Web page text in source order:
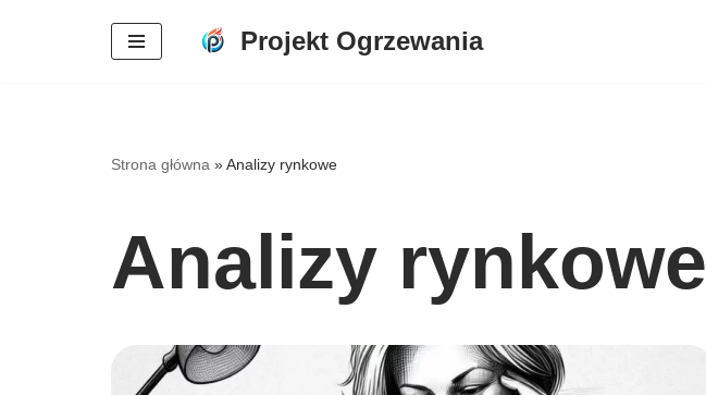
Projekt Ogrzewania
Strona główna »Analizy rynkowe
Analizy rynkowe